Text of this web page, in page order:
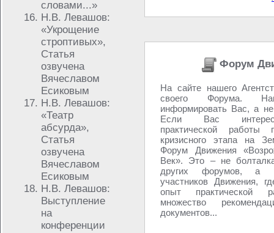
словами...»
Н.В. Левашов:
«Укрощение
строптивых»,
Статья
озвучена
Вячеславом
Есиковым
Н.В. Левашов:
«Театр
абсурда»,
Статья
озвучена
Вячеславом
Есиковым
Н.В. Левашов:
Выступление
на
конференции
Форум
На сайте нашего
своего Форума.
информировать Вас, а
Если Вас
практической работы
кризисного этапа на
Форум Движения
Век». Это – не
других форумов, а
участников Движения,
опыт практической
множество
документов...